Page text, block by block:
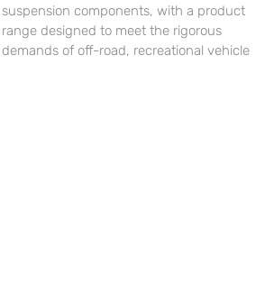
suspension components, with a product
range designed to meet the rigorous
demands of off-road, recreational vehicle